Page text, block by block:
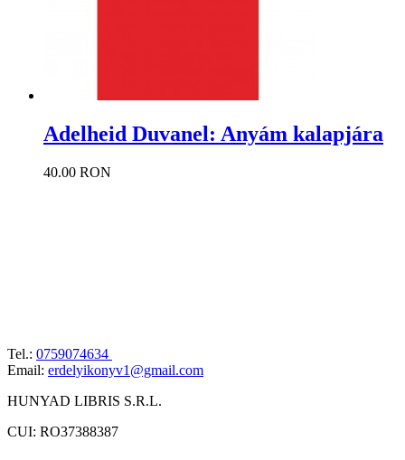
Adelheid Duvanel: Anyám kalapjára
40.00 RON
Tel.: 0759074634
Email: erdelyikonyv1@gmail.com
HUNYAD LIBRIS S.R.L.
CUI: RO37388387